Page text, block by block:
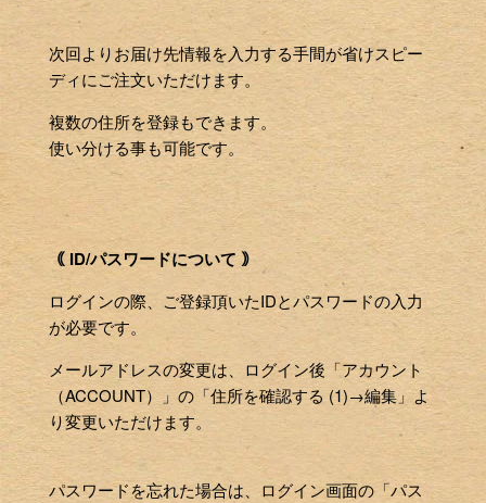
次回よりお届け先情報を入力する手間が省けスピー
ディにご注文いただけます。
複数の住所を登録もできます。
使い分ける事も可能です。
｟ ID/パスワードについて ｠
ログインの際、ご登録頂いたIDとパスワードの入力
が必要です。
メールアドレスの変更は、ログイン後「アカウント
（ACCOUNT）」の「住所を確認する (1)→編集」よ
り変更いただけます。
パスワードを忘れた場合は、ログイン画面の「パス